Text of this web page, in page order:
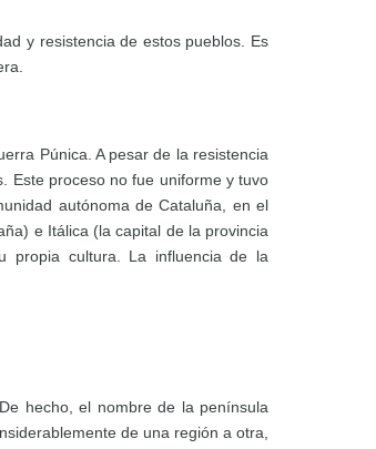
y resistencia de estos pueblos. Es
Púnica. A pesar de la resistencia
Este proceso no fue uniforme y tuvo
autónoma de Cataluña, en el
e Itálica (la capital de la provincia
propia cultura. La influencia de la
hecho, el nombre de la península
de una región a otra,